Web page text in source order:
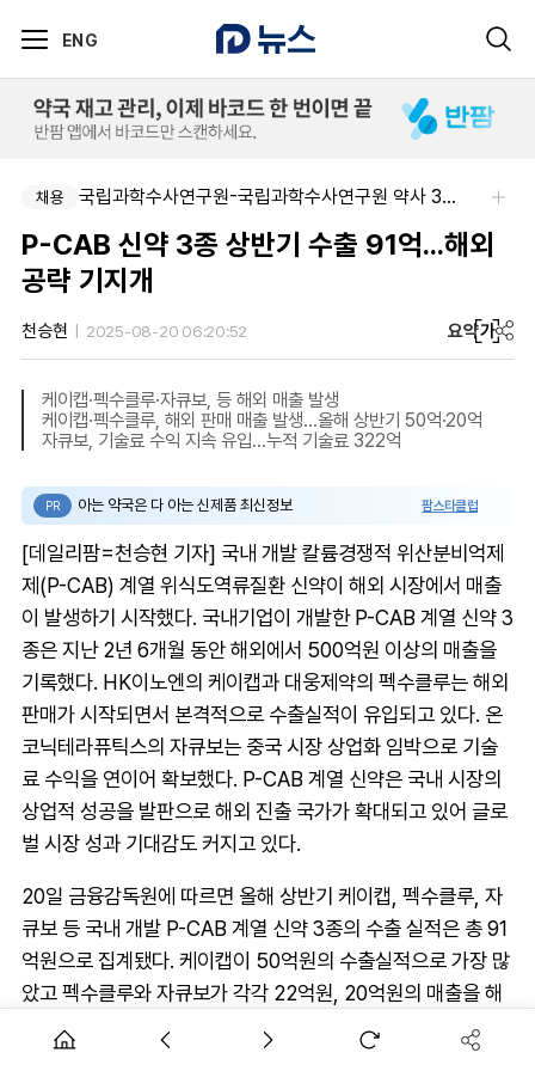
ENG
채용 국립과학수사연구원-국립과학수사연구원 약사 3명 채용
P-CAB 신약 3종 상반기 수출 91억...해외
공략 기지개
천승현 2025-08-20 06:20:52 요약가
케이캡·펙수클루·자큐보, 등 해외 매출 발생
케이캡·펙수클루, 해외 판매 매출 발생...올해 상반기 50억·20억
자큐보, 기술료 수익 지속 유입...누적 기술료 322억
PR 아는 약국은 다 아는 신제품 최신정보 팜스타클럽
[데일리팜=천승현 기자] 국내 개발 칼륨경쟁적 위산분비억제
제(P-CAB) 계열 위식도역류질환 신약이 해외 시장에서 매출
이 발생하기 시작했다. 국내기업이 개발한 P-CAB 계열 신약 3
종은 지난 2년 6개월 동안 해외에서 500억원 이상의 매출을
기록했다. HK이노엔의 케이캡과 대웅제약의 펙수클루는 해외
판매가 시작되면서 본격적으로 수출실적이 유입되고 있다. 온
코닉테라퓨틱스의 자큐보는 중국 시장 상업화 임박으로 기술
료 수익을 연이어 확보했다. P-CAB 계열 신약은 국내 시장의
상업적 성공을 발판으로 해외 진출 국가가 확대되고 있어 글로
벌 시장 성과 기대감도 커지고 있다.
20일 금융감독원에 따르면 올해 상반기 케이캡, 펙수클루, 자
큐보 등 국내 개발 P-CAB 계열 신약 3종의 수출 실적은 총 91
억원으로 집계됐다. 케이캡이 50억원의 수출실적으로 가장 많
았고 펙수클루와 자큐보가 각각 22억원, 20억원의 매출을 해
외 시장에서 올렸다. 지난 2023년부터 P-CAB 계열 신약 3종
의 누적 수출 실적은 총 580억원으로 집계됐다. 자큐보가 322